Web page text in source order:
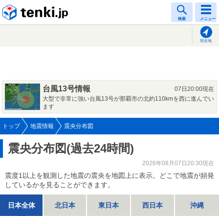
検索 メニュー
現在地
台風13号情報
07日20:00現在
大型で非常に強い台風13号が那覇市の北約110kmを西に進んでい
ます
トップ 地震情報 震央分布図
震央分布図(過去24時間)
2026年08月07日20:30現在
震度1以上を観測した地震の震央を地図上に表示。どこで地震が頻発
しているかを見ることができます。
日本全体 北日本 東日本 西日本 沖縄